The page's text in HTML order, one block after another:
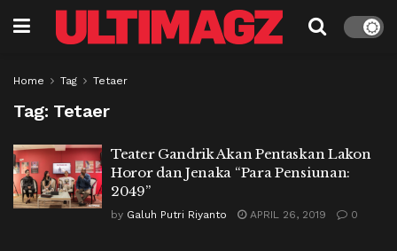
Home Tag Tetaer
Tag: Tetaer
Teater Gandrik Akan Pentaskan Lakon
Horor dan Jenaka “Para Pensiunan:
2049”
by Galuh Putri Riyanto APRIL 26, 2019 0